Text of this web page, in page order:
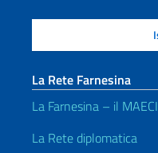
La Rete Farnesina
La Farnesina – il MAECI
La Rete diplomatica